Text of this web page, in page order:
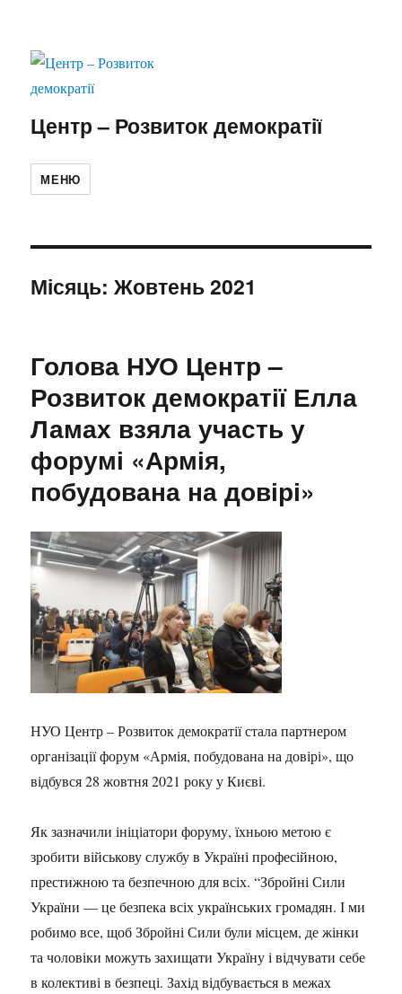
Центр – Розвиток демократії
МЕНЮ
Місяць:Жовтень 2021
Голова НУО Центр –
Розвиток демократії Елла
Ламах взяла участь у
форумі «Армія,
побудована на довірі»
НУО Центр – Розвиток демократії стала партнером
організації форум «Армія, побудована на довірі», що
відбувся 28 жовтня 2021 року у Києві.
Як зазначили ініціатори форуму, їхньою метою є
зробити військову службу в Україні професійною,
престижною та безпечною для всіх. “Збройні Сили
України — це безпека всіх українських громадян. І ми
робимо все, щоб Збройні Сили були місцем, де жінки
та чоловіки можуть захищати Україну і відчувати себе
в колективі в безпеці. Захід відбувається в межах